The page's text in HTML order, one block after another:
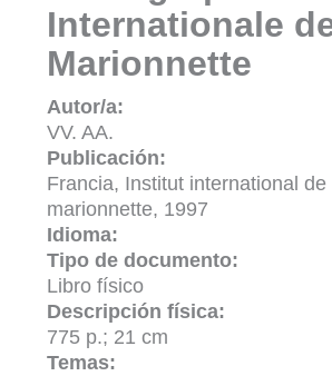
Internationale
Marionnette
Autor/a:
VV. AA.
Publicación:
Francia, Institut international de
marionnette, 1997
Idioma:
Tipo de documento:
Libro físico
Descripción física:
775 p.; 21 cm
Temas: